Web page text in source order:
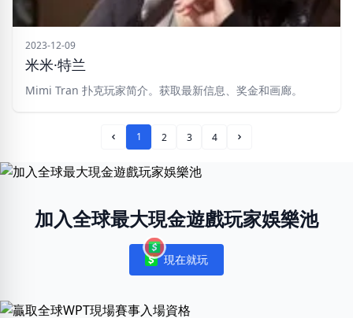
2023-12-09
米米·特兰
Mimi Tran 扑克玩家简介。获取最新信息、奖金和画廊。
Prev Page
1 2 3 4 Next Page
加入全球最大現金遊戲玩家娛樂池
Notifications
現在就玩